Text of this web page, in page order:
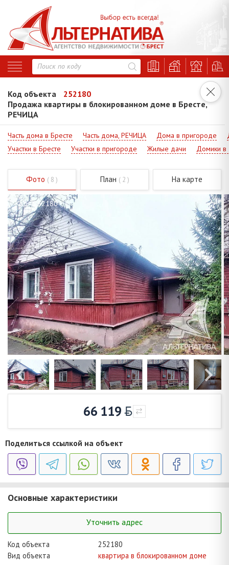
Код объекта
252180
Продажа квартиры в блокированном доме в Бресте,
РЕЧИЦА
Часть дома в Бресте Часть дома, РЕЧИЦА Дома в пригороде
Участки в Бресте
Участки в пригороде Жилые дачи Домики в
Фото ( 8 ) План ( 2 ) На карте
Код - 252180
66 119
Поделиться ссылкой на объект
Основные характеристики
Уточнить адрес
Код объекта
252180
Вид объекта
квартира в блокированном доме